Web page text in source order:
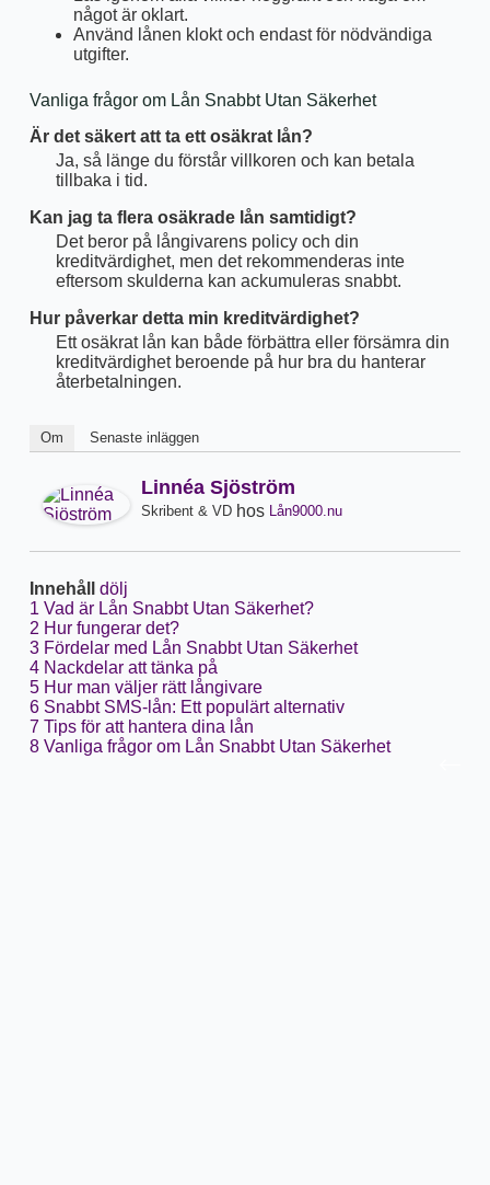
något är oklart.
Använd lånen klokt och endast för nödvändiga
utgifter.
Vanliga frågor om Lån Snabbt Utan Säkerhet
Är det säkert att ta ett osäkrat lån?
Ja, så länge du förstår villkoren och kan betala
tillbaka i tid.
Kan jag ta flera osäkrade lån samtidigt?
Det beror på långivarens policy och din
kreditvärdighet, men det rekommenderas inte
eftersom skulderna kan ackumuleras snabbt.
Hur påverkar detta min kreditvärdighet?
Ett osäkrat lån kan både förbättra eller försämra din
kreditvärdighet beroende på hur bra du hanterar
återbetalningen.
Om Senaste inläggen
Linnéa Sjöström
Skribent & VDhos Lån9000.nu
Innehåll
dölj
1 Vad är Lån Snabbt Utan Säkerhet?
2 Hur fungerar det?
3 Fördelar med Lån Snabbt Utan Säkerhet
4 Nackdelar att tänka på
5 Hur man väljer rätt långivare
6 Snabbt SMS-lån: Ett populärt alternativ
7 Tips för att hantera dina lån
8 Vanliga frågor om Lån Snabbt Utan Säkerhet